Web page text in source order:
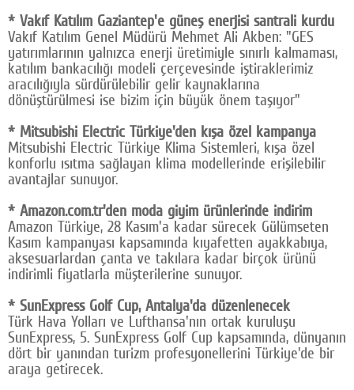
* Vakıf Katılım Gaziantep'e güneş enerjisi santrali kurdu
Vakıf Katılım Genel Müdürü Mehmet Ali Akben: "GES
yatırımlarının yalnızca enerji üretimiyle sınırlı kalmaması,
katılım bankacılığı modeli çerçevesinde iştiraklerimiz
aracılığıyla sürdürülebilir gelir kaynaklarına
dönüştürülmesi ise bizim için büyük önem taşıyor"
* Mitsubishi Electric Türkiye'den kışa özel kampanya
Mitsubishi Electric Türkiye Klima Sistemleri, kışa özel
konforlu ısıtma sağlayan klima modellerinde erişilebilir
avantajlar sunuyor.
* Amazon.com.tr'den moda giyim ürünlerinde indirim
Amazon Türkiye, 28 Kasım'a kadar sürecek Gülümseten
Kasım kampanyası kapsamında kıyafetten ayakkabıya,
aksesuarlardan çanta ve takılara kadar birçok ürünü
indirimli fiyatlarla müşterilerine sunuyor.
* SunExpress Golf Cup, Antalya'da düzenlenecek
Türk Hava Yolları ve Lufthansa'nın ortak kuruluşu
SunExpress, 5. SunExpress Golf Cup kapsamında, dünyanın
dört bir yanından turizm profesyonellerini Türkiye'de bir
araya getirecek.